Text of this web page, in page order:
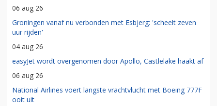
06 aug 26
Groningen vanaf nu verbonden met Esbjerg: 'scheelt zeven
uur rijden'
04 aug 26
easyJet wordt overgenomen door Apollo, Castlelake haakt af
06 aug 26
National Airlines voert langste vrachtvlucht met Boeing 777F
ooit uit